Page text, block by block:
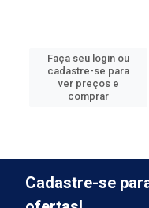
Faça seu login ou
cadastre-se para
ver preços e
comprar
Cadastre-se